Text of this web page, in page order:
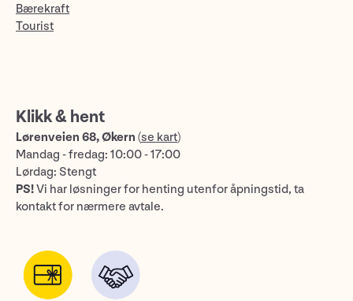
Bærekraft
Tourist
Klikk & hent
Lørenveien 68, Økern (se kart)
Mandag - fredag: 10:00 - 17:00
Lørdag: Stengt
PS!Vi har løsninger for henting utenfor åpningstid, ta
kontakt for nærmere avtale.